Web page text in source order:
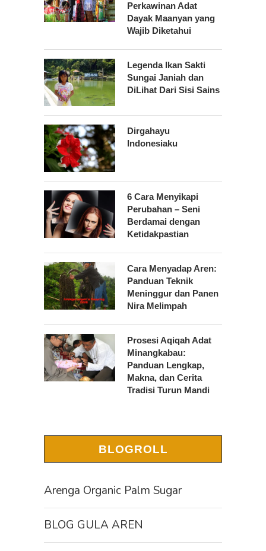
Perkawinan Adat
Dayak Maanyan yang
Wajib Diketahui
Legenda Ikan Sakti
Sungai Janiah dan
DiLihat Dari Sisi Sains
Dirgahayu
Indonesiaku
6 Cara Menyikapi
Perubahan – Seni
Berdamai dengan
Ketidakpastian
Cara Menyadap Aren:
Panduan Teknik
Meninggur dan Panen
Nira Melimpah
Prosesi Aqiqah Adat
Minangkabau:
Panduan Lengkap,
Makna, dan Cerita
Tradisi Turun Mandi
BLOGROLL
Arenga Organic Palm Sugar
BLOG GULA AREN